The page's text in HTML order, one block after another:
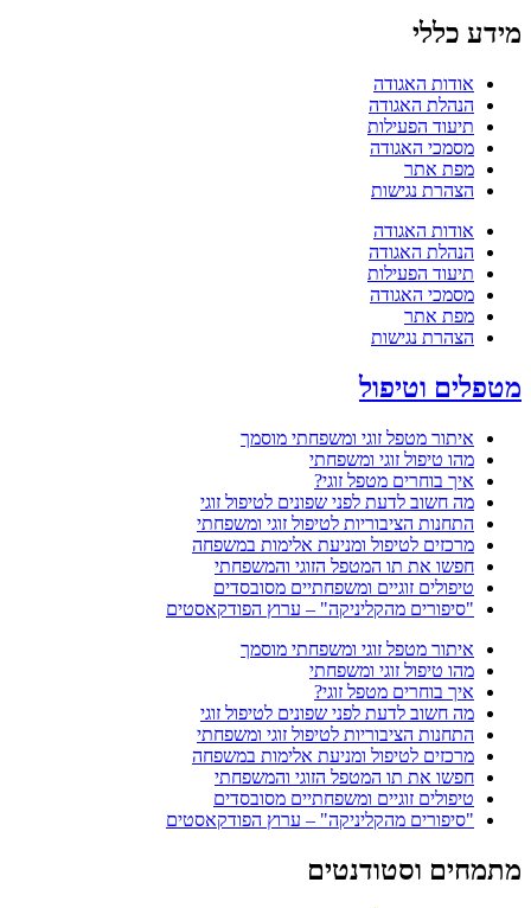
מידע כללי
אודות האגודה
הנהלת האגודה
תיעוד הפעילות
מסמכי האגודה
מפת אתר
הצהרת נגישות
אודות האגודה
הנהלת האגודה
תיעוד הפעילות
מסמכי האגודה
מפת אתר
הצהרת נגישות
מטפלים וטיפול
איתור מטפל זוגי ומשפחתי מוסמך
מהו טיפול זוגי ומשפחתי
איך בוחרים מטפל זוגי?
מה חשוב לדעת לפני שפונים לטיפול זוגי
התחנות הציבוריות לטיפול זוגי ומשפחתי
מרכזים לטיפול ומניעת אלימות במשפחה
חפשו את תו המטפל הזוגי והמשפחתי
טיפולים זוגיים ומשפחתיים מסובסדים
"סיפורים מהקליניקה" – ערוץ הפודקאסטים
איתור מטפל זוגי ומשפחתי מוסמך
מהו טיפול זוגי ומשפחתי
איך בוחרים מטפל זוגי?
מה חשוב לדעת לפני שפונים לטיפול זוגי
התחנות הציבוריות לטיפול זוגי ומשפחתי
מרכזים לטיפול ומניעת אלימות במשפחה
חפשו את תו המטפל הזוגי והמשפחתי
טיפולים זוגיים ומשפחתיים מסובסדים
"סיפורים מהקליניקה" – ערוץ הפודקאסטים
מתמחים וסטודנטים